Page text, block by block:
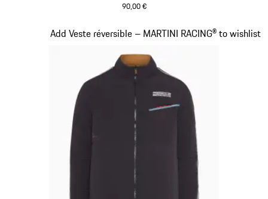
90,00 €
Add Veste réversible – MARTINI RACING® to wishlist
Diapositive 6 sur 20